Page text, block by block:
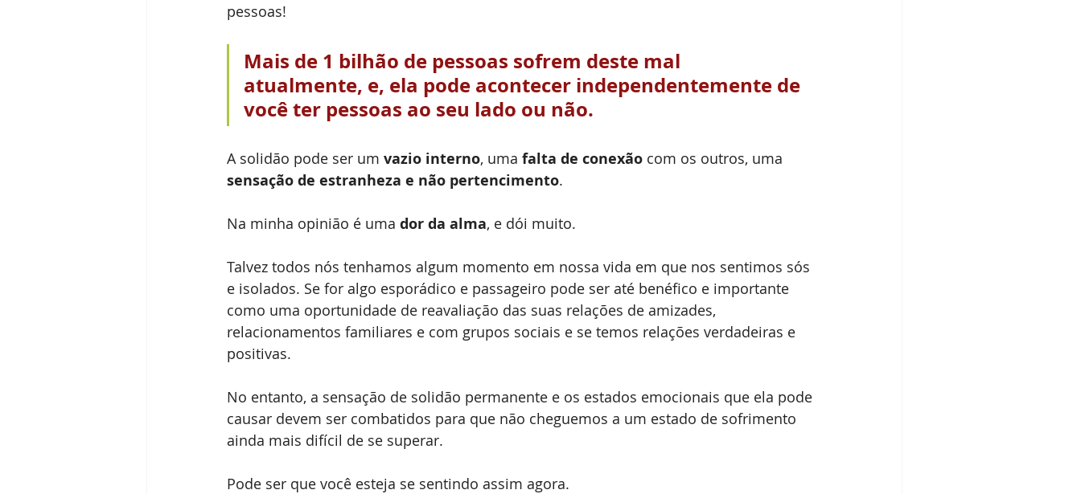
pessoas!
Mais de 1 bilhão de pessoas sofrem deste mal
atualmente, e, ela pode acontecer independentemente de
você ter pessoas ao seu lado ou não.
A solidão pode ser um vazio interno, uma falta de conexão com os outros, uma
sensação de estranheza e não pertencimento.
Na minha opinião é uma dor da alma, e dói muito.
Talvez todos nós tenhamos algum momento em nossa vida em que nos sentimos sós
e isolados. Se for algo esporádico e passageiro pode ser até benéfico e importante
como uma oportunidade de reavaliação das suas relações de amizades,
relacionamentos familiares e com grupos sociais e se temos relações verdadeiras e
positivas.
No entanto, a sensação de solidão permanente e os estados emocionais que ela pode
causar devem ser combatidos para que não cheguemos a um estado de sofrimento
ainda mais difícil de se superar.
Pode ser que você esteja se sentindo assim agora.